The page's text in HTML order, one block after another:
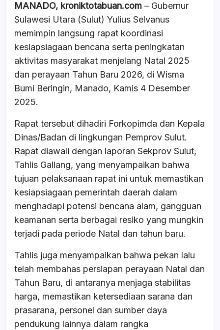
c
e
b
o
o
k
at
s
A
p
p
e
a
d
s
ar
e
MANADO, kroniktotabuan.com – Gubernur
Sulawesi Utara (Sulut) Yulius Selvanus
memimpin langsung rapat koordinasi
kesiapsiagaan bencana serta peningkatan
aktivitas masyarakat menjelang Natal 2025
dan perayaan Tahun Baru 2026, di Wisma
Bumi Beringin, Manado, Kamis 4 Desember
2025.
Rapat tersebut dihadiri Forkopimda dan Kepala
Dinas/Badan di lingkungan Pemprov Sulut.
Rapat diawali dengan laporan Sekprov Sulut,
Tahlis Gallang, yang menyampaikan bahwa
tujuan pelaksanaan rapat ini untuk memastikan
kesiapsiagaan pemerintah daerah dalam
menghadapi potensi bencana alam, gangguan
keamanan serta berbagai resiko yang mungkin
terjadi pada periode Natal dan tahun baru.
Tahlis juga menyampaikan bahwa pekan lalu
telah membahas persiapan perayaan Natal dan
Tahun Baru, di antaranya menjaga stabilitas
harga, memastikan ketersediaan sarana dan
prasarana, personel dan sumber daya
pendukung lainnya dalam rangka